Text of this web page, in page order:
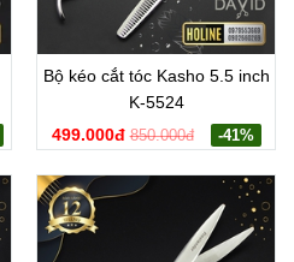
Bộ kéo cắt tóc Kasho 5.5 inch
K-5524
499.000đ 850.000đ -41%